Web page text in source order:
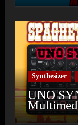
Synthesizer
UNO